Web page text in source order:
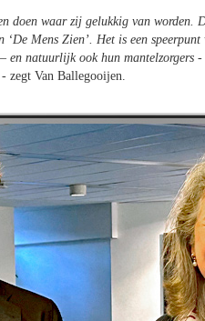
doen waar zij gelukkig van worden.
Mens Zien’. Het is een
en natuurlijk ook hun mantelzorgers
- zegt Van Ballegooijen.